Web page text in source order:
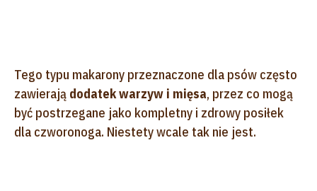
Tego typu makarony przeznaczone dla psów często
zawierają dodatek warzyw i mięsa, przez co mogą
być postrzegane jako kompletny i zdrowy posiłek
dla czworonoga. Niestety wcale tak nie jest.